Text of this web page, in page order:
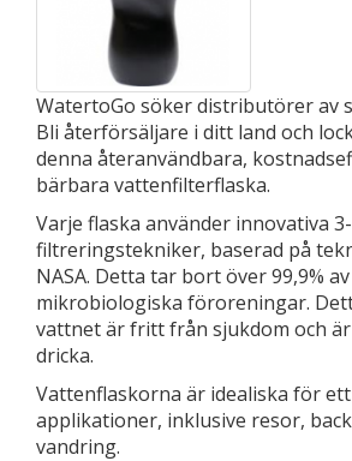
WatertoGo söker distributörer av
Bli återförsäljare i ditt land och
denna återanvändbara,
bärbara vattenfilterflaska.
Varje flaska använder innovativa
filtreringstekniker, baserad på
NASA. Detta tar bort över 99,9%
mikrobiologiska föroreningar.
vattnet är fritt från sjukdom och
dricka.
Vattenflaskorna är idealiska för
applikationer, inklusive resor,
vandring.